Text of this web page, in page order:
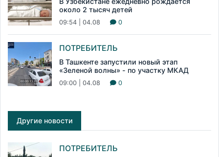
около 2 тысяч детей
09:54 | 04.08 0
ПОТРЕБИТЕЛЬ
В Ташкенте запустили новый этап
«Зеленой волны» - по участку МКАД
09:00 | 04.08 0
Другие новости
ПОТРЕБИТЕЛЬ